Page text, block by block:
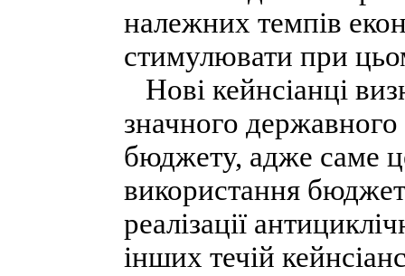
належних темпів
стимулювати при
Нові кейнсіанці
значного
бюджету, адже саме
використання
реалізації
інших течій